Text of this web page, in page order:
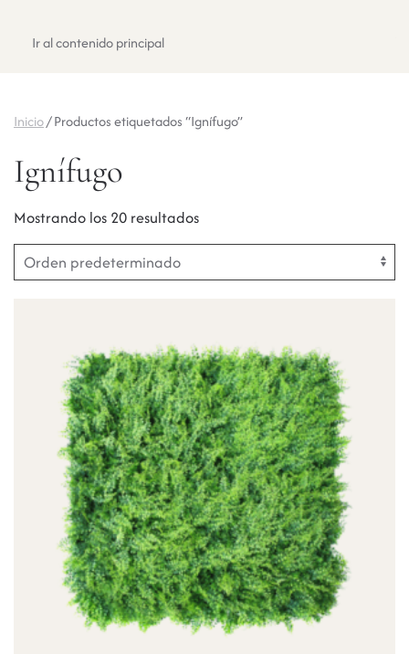
Ir al contenido principal
Inicio/ Productos etiquetados “Ignífugo”
Ignífugo
Mostrando los 20 resultados